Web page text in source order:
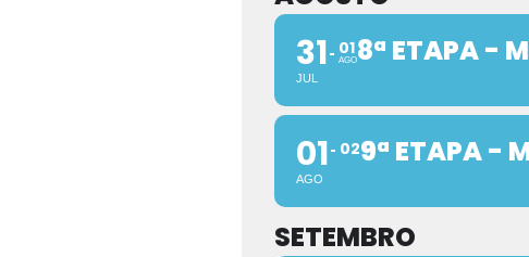
31
JUL
01
AGO8ª ETAPA -
01
AGO
029ª ETAPA -
SETEMBRO